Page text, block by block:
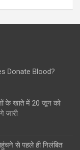
Donate Blood?
के खाते में 20 जून को
जारी
से पहले ही निलंबित